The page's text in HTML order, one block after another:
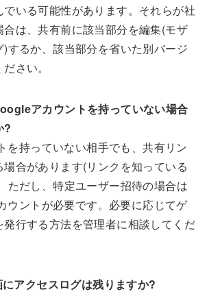
でいる可能性があります。それらが社
は、共有前に該当部分を編集(モザ
するか、該当部分を省いた別バージ
さい。
アカウントを持っていない場合
?
を持っていない相手でも、共有リン
場合があります(リンクを知っている
ただし、特定ユーザー招待の場合は
ウントが必要です。必要に応じてゲ
行する方法を管理者に相談してくだ
アクセスログは残りますか?